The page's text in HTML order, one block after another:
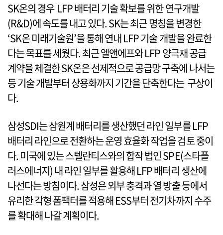
SK온의 경우 LFP 배터리 기술 확보를 위한 연구개발
(R&D)에 속도를 내고 있다. SK는 최근 명칭을 변경한
‘SK온 미래기술원’을 통해 연내 LFP 기술 개발을 완료한
다는 목표를 세웠다. 최근 엘앤에프와 LFP 양극재 공급
계약을 체결한 SK온은 선제적으로 공급망 구축에 나서는
등 기술 개발부터 상용화까지 기간을 단축한다는 구상이
다.
삼성SDI는 삼원계 배터리를 생산했던 라인 일부를 LFP
배터리 라인으로 전환하는 운영 효율화 작업을 검토 중이
다. 미국에 있는 스텔란티스와의 합작 법인 SPE(스타플
러스에너지) 내 라인 일부를 활용해 LFP 배터리 생산에
나선다는 방침이다. 삼성은 외부 충격과 열 방출 등에서
유리한 각형 폼팩터를 적용해 ESS부터 전기차까지 수주
를 확대해 나갈 계획이다.